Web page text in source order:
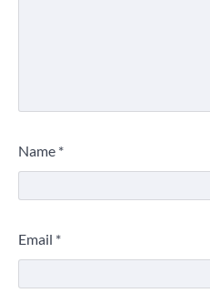
Name *
Email *